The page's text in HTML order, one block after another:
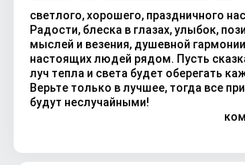
светлого, хорошего, праздничного
Радости, блеска в глазах, улыбок,
мыслей и везения, душевной
настоящих людей рядом. Пусть
луч тепла и света будет оберегать
Верьте только в лучшее, тогда все
будут неслучайными!